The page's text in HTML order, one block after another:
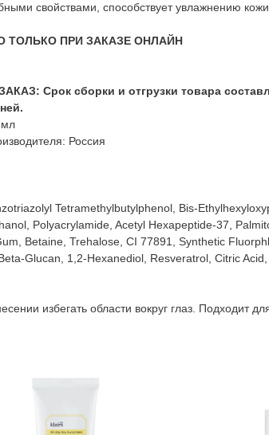
свойствами, способствует увлажнению
ТОЛЬКО ПРИ ЗАКАЗЕ ОНЛАЙН
Срок сборки и отгрузки товара
Россия
Tetramethylbutylphenol, Bis-
Polyacrylamide, Acetyl Hexapeptide-37,
Betaine, Trehalose, CI 77891, Synthetic
Glucan, 1,2-Hexanediol, Resveratrol, Citric
избегать области вокруг глаз. Подходит